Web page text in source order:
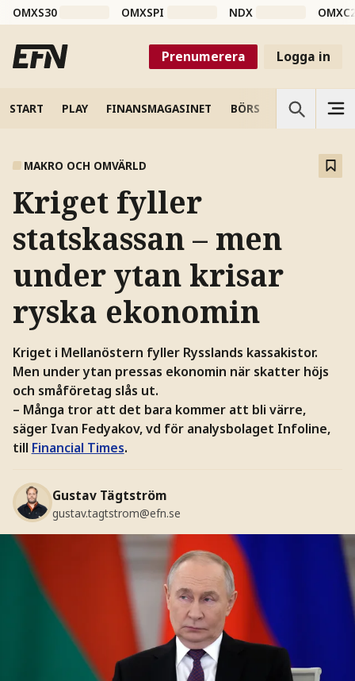
OMXS30 OMXSPI NDX
Prenumerera Logga in
START PLAY FINANSMAGASINET BÖRS VETENSKAP
MAKRO OCH OMVÄRLD
Kriget fyller
statskassan – men
under ytan krisar
ryska ekonomin
Kriget i Mellanöstern fyller Rysslands kassakistor.
Men under ytan pressas ekonomin när skatter höjs
och småföretag slås ut.
– Många tror att det bara kommer att bli värre,
säger Ivan Fedyakov, vd för analysbolaget Infoline,
till Financial Times.
Gustav Tägtström
gustav.tagtstrom@efn.se